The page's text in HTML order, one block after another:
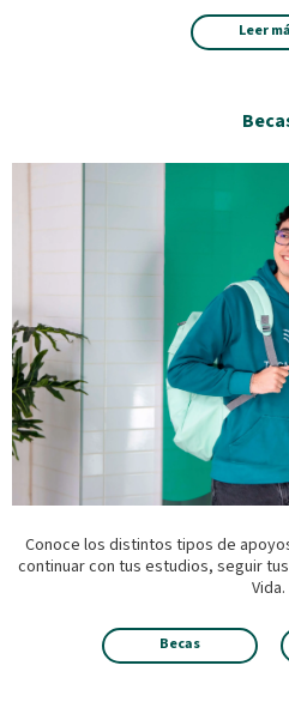
Leer
Conoce los distintos tipos de
continuar con tus estudios, seguir
Vida.
Becas